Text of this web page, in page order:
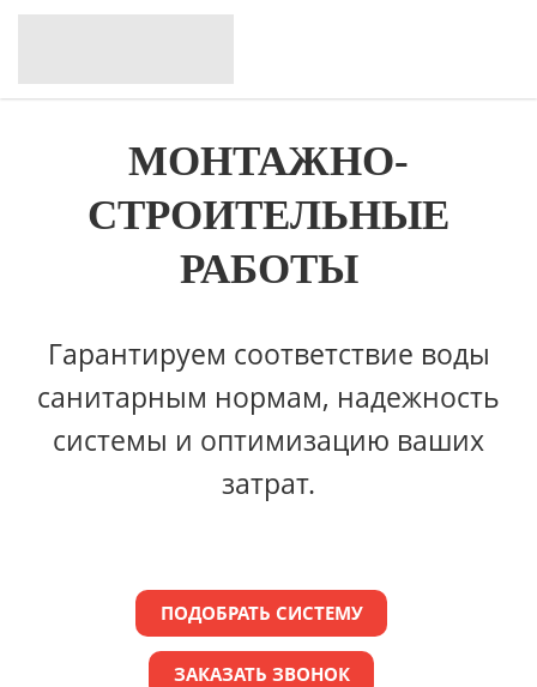
МОНТАЖНО-
СТРОИТЕЛЬНЫЕ
РАБОТЫ
Гарантируем соответствие воды
санитарным нормам, надежность
системы и оптимизацию ваших
затрат.
ПОДОБРАТЬ СИСТЕМУ
ЗАКАЗАТЬ ЗВОНОК